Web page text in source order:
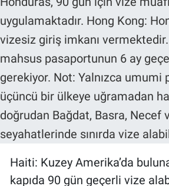
Haiti: Kuzey Amerika’da
kapıda 90 gün geçerli vize